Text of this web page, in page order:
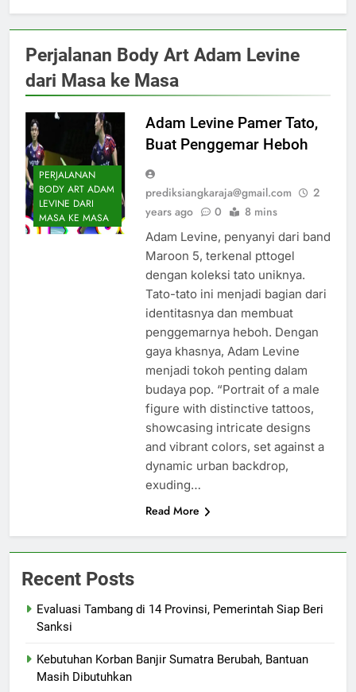
Perjalanan Body Art Adam Levine
dari Masa ke Masa
PERJALANAN
BODY ART ADAM
LEVINE DARI
MASA KE MASA
Adam Levine Pamer Tato,
Buat Penggemar Heboh
prediksiangkaraja@gmail.com
2
years ago
0 8 mins
Adam Levine, penyanyi dari band
Maroon 5, terkenal pttogel
dengan koleksi tato uniknya.
Tato-tato ini menjadi bagian dari
identitasnya dan membuat
penggemarnya heboh. Dengan
gaya khasnya, Adam Levine
menjadi tokoh penting dalam
budaya pop. “Portrait of a male
figure with distinctive tattoos,
showcasing intricate designs
and vibrant colors, set against a
dynamic urban backdrop,
exuding…
Read More
Recent Posts
Evaluasi Tambang di 14 Provinsi, Pemerintah Siap Beri
Sanksi
Kebutuhan Korban Banjir Sumatra Berubah, Bantuan
Masih Dibutuhkan